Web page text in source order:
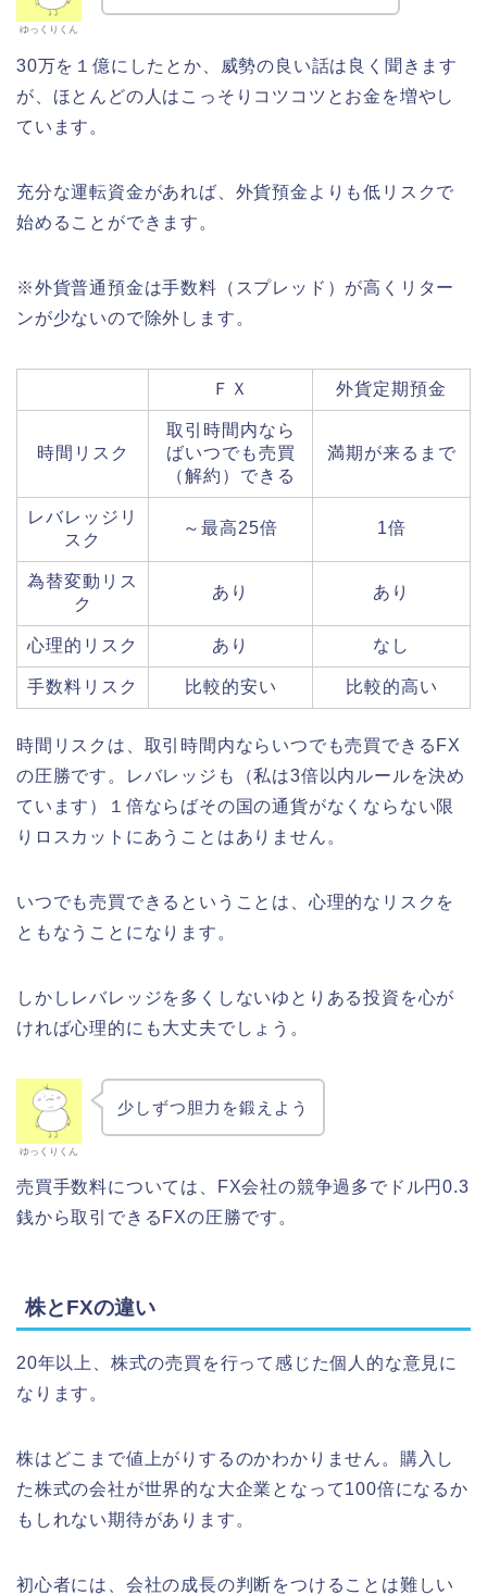
ゆっくりくん
30万を１億にしたとか、威勢の良い話は良く聞きます
が、ほとんどの人はこっそりコツコツとお金を増やし
ています。
充分な運転資金があれば、外貨預金よりも低リスクで
始めることができます。
※外貨普通預金は手数料（スプレッド）が高くリター
ンが少ないので除外します。
ＦＸ 外貨定期預金
時間リスク
取引時間内なら
ばいつでも売買
（解約）できる
満期が来るまで
レバレッジリ
スク
～最高25倍 1倍
為替変動リス
ク
あり あり
心理的リスク あり なし
手数料リスク 比較的安い 比較的高い
時間リスクは、取引時間内ならいつでも売買できるFX
の圧勝です。レバレッジも（私は3倍以内ルールを決め
ています）１倍ならばその国の通貨がなくならない限
りロスカットにあうことはありません。
いつでも売買できるということは、心理的なリスクを
ともなうことになります。
しかしレバレッジを多くしないゆとりある投資を心が
ければ心理的にも大丈夫でしょう。
ゆっくりくん
少しずつ胆力を鍛えよう
売買手数料については、FX会社の競争過多でドル円0.3
銭から取引できるFXの圧勝です。
株とFXの違い
20年以上、株式の売買を行って感じた個人的な意見に
なります。
株はどこまで値上がりするのかわかりません。購入し
た株式の会社が世界的な大企業となって100倍になるか
もしれない期待があります。
初心者には、会社の成長の判断をつけることは難しい